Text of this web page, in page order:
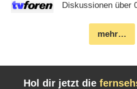
Diskussionen über
mehr…
Hol dir jetzt die